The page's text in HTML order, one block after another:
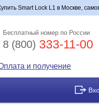
Smart Lock L1 в Москве,
Бесплатный номер по России
8 (800) 333-11-00
и получение